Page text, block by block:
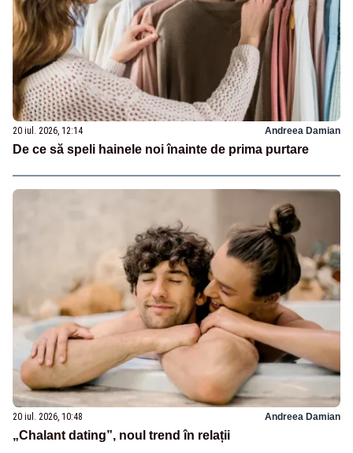
20 iul. 2026, 12:14 Andreea Damian
De ce să speli hainele noi înainte de prima purtare
20 iul. 2026, 10:48 Andreea Damian
„Chalant dating”, noul trend în relații